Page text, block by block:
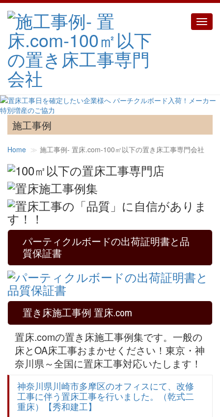
施工事例
Home 施工事例‐ 置床.com-100㎡以下の置き床工事専門会社
パーティクルボードの出荷証明書と品
質保証書
置き床施工事例 置床.com
置床.comの置き床施工事例集です。一般の
床とOA床工事おまかせください！東京・神
奈川県～全国に置床工事対応いたします！
神奈川県川崎市多摩区のオフィスにて、改修
工事に伴う置床工事を行いました。（乾式二
重床）【秀和建工】